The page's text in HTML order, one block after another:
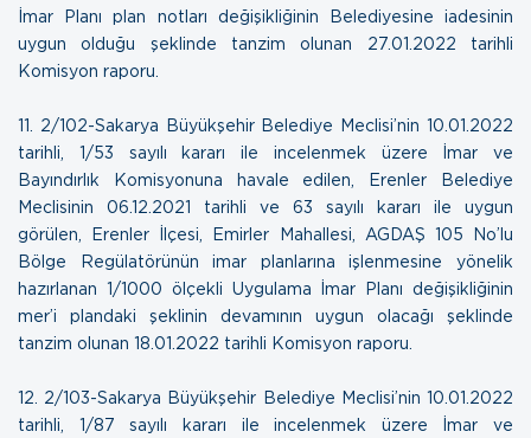
İmar Planı plan notları değişikliğinin Belediyesine iadesinin
uygun olduğu şeklinde tanzim olunan 27.01.2022 tarihli
Komisyon raporu
11.
2/102-Sakarya Büyükşehir Belediye Meclisi’nin 10.01.2022
tarihli, 1/53 sayılı kararı ile incelenmek üzere İmar ve
Bayındırlık Komisyonuna havale edilen, Erenler Belediye
Meclisinin 06.12.2021 tarihli ve 63 sayılı kararı ile uygun
görülen, Erenler İlçesi, Emirler Mahallesi, AGDAŞ 105 No’lu
Bölge Regülatörünün imar planlarına işlenmesine yönelik
hazırlanan 1/1000 ölçekli Uygulama İmar Planı değişikliğinin
mer’i plandaki şeklinin devamının uygun olacağı şeklinde
tanzim olunan 18.01.2022 tarihli Komisyon raporu
12.
2/103-Sakarya Büyükşehir Belediye Meclisi’nin 10.01.2022
tarihli, 1/87 sayılı kararı ile incelenmek üzere İmar ve